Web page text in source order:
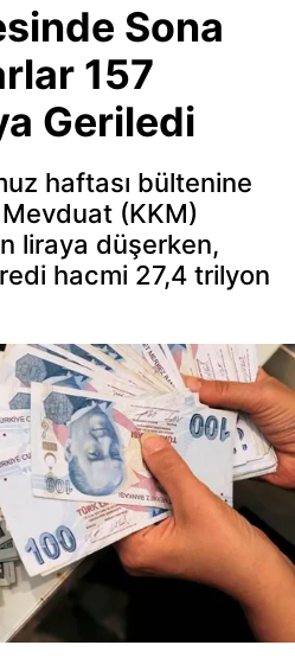
Sona
157
Geriledi
haftası bültenine
(KKM)
liraya düşerken,
hacmi 27,4 trilyon